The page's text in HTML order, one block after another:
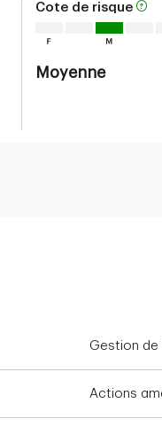
Cote de risque
Moyenne
Gestion de
Actions